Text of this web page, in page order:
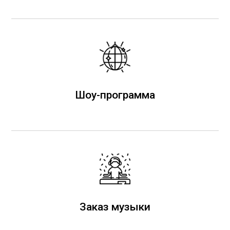
Шоу-программа
Заказ музыки